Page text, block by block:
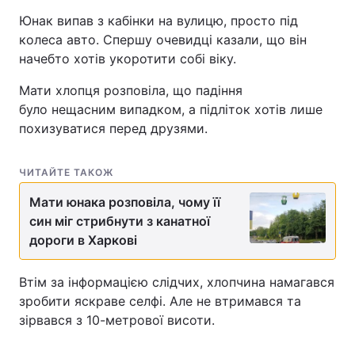
Юнак випав з кабінки на вулицю, просто під
колеса авто. Спершу очевидці казали, що він
начебто хотів укоротити собі віку.
Мати хлопця розповіла, що падіння
було нещасним випадком, а підліток хотів лише
похизуватися перед друзями.
ЧИТАЙТЕ ТАКОЖ
Мати юнака розповіла, чому її
син міг стрибнути з канатної
дороги в Харкові
Втім за інформацією слідчих, хлопчина намагався
зробити яскраве селфі. Але не втримався та
зірвався з 10-метрової висоти.